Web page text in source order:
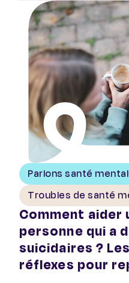
Parlons santé
Troubles de santé
Comment aider
personne qui a
suicidaires ?
réflexes pour
Comment aider une